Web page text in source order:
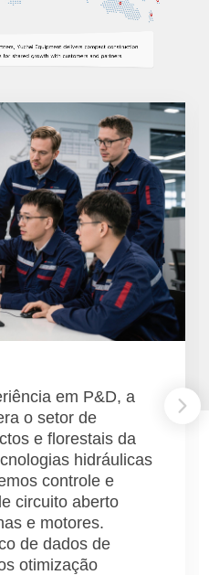
em P&D, a
o setor de
e florestais da
hidráulicas
controle e
circuito aberto
e motores.
de dados de
otimização